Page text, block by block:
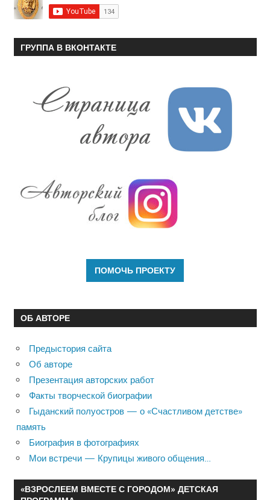
ГРУППА В ВКОНТАКТЕ
ОБ АВТОРЕ
Предыстория сайта
Об авторе
Презентация авторских работ
Факты творческой биографии
Гыданский полуостров — о «Счастливом детстве»
память
Биография в фотографиях
Мои встречи — Крупицы живого общения…
«ВЗРОСЛЕЕМ ВМЕСТЕ С ГОРОДОМ» ДЕТСКАЯ